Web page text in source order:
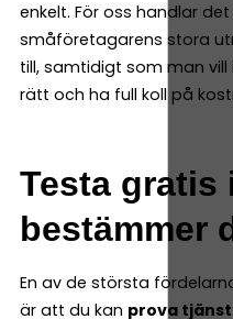
enkelt. För oss handlar
småföretagarens stora
till, samtidigt som man
rätt och ha full koll på
Testa gratis
bestämmer
En av de största
är att du kan prova